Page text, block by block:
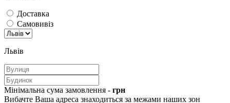
Доставка
Самовивіз
Львів
Мінімальна сума замовлення - грн
Вибачте Ваша адреса знаходиться за межами наших зон